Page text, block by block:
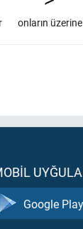
onların üzerine
Google Play